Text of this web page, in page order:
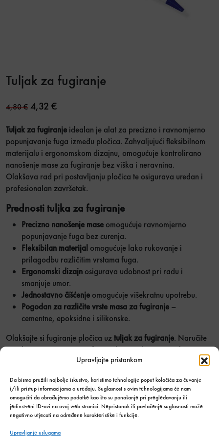
Upravljajte pristankom
Da bismo pružili najbolje iskustvo, koristimo tehnologije poput kolačića za čuvanje
i/ili pristup informacijama o uređaju. Suglasnost s ovim tehnologijama će nam
omogućiti da obrađujemo podatke kao što su ponašanje pri pregledavanju ili
jedinstveni ID-ovi na ovoj web stranici. Nepristanak ili povlačenje suglasnosti može
negativno utjecati na određene karakteristike i funkcije.
Upravljanje uslugama
Tuljak za fugiranje
4,80€ Original price was: 4,80 €.
4,32 €Current price is: 4,32 €.
Tuljak za fugiranje idealan je alat za precizno i ravnomjerno
popunjavanje fuga između pločica. Zahvaljujući fleksibilnom
materijalu i ergonomskom dizajnu, omogućuje kontrolirano
nanošenje mase za fugiranje bez viška i neravnina.
Olakšava rad pri postavljanju pločica te osigurava uredan i
profesionalan završetak.
Prednosti tuljka za fugiranje
Precizno nanošenje mase omogućuje ravnomjerno
popunjavanje fuga bez curenja.
Fleksibilan materijal omogućuje lako rukovanje i
prilagodbu različitim vrstama fuga.
Ergonomski dizajn osigurava udobnost pri radu i
smanjuje umor.
Jednostavno čišćenje omogućuje višekratnu upotrebu.
Pogodan za različite vrste masa za fugiranje –
cementne, epoksidne i silikonske.
Olakšajte si fugiranje pločica uztuljak za fugiranje. Naručite
već danas i osigurajte profesionalne rezultate na svakom
Količina u
paketima:
Tuljak za fugiranje količinaUBACI U
KOŠARICU